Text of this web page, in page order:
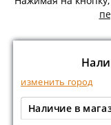
изменить город
Наличие в